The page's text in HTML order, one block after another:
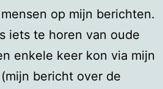
op mijn berichten.
iets te horen van oude
enkele keer kon via mijn
bericht over de